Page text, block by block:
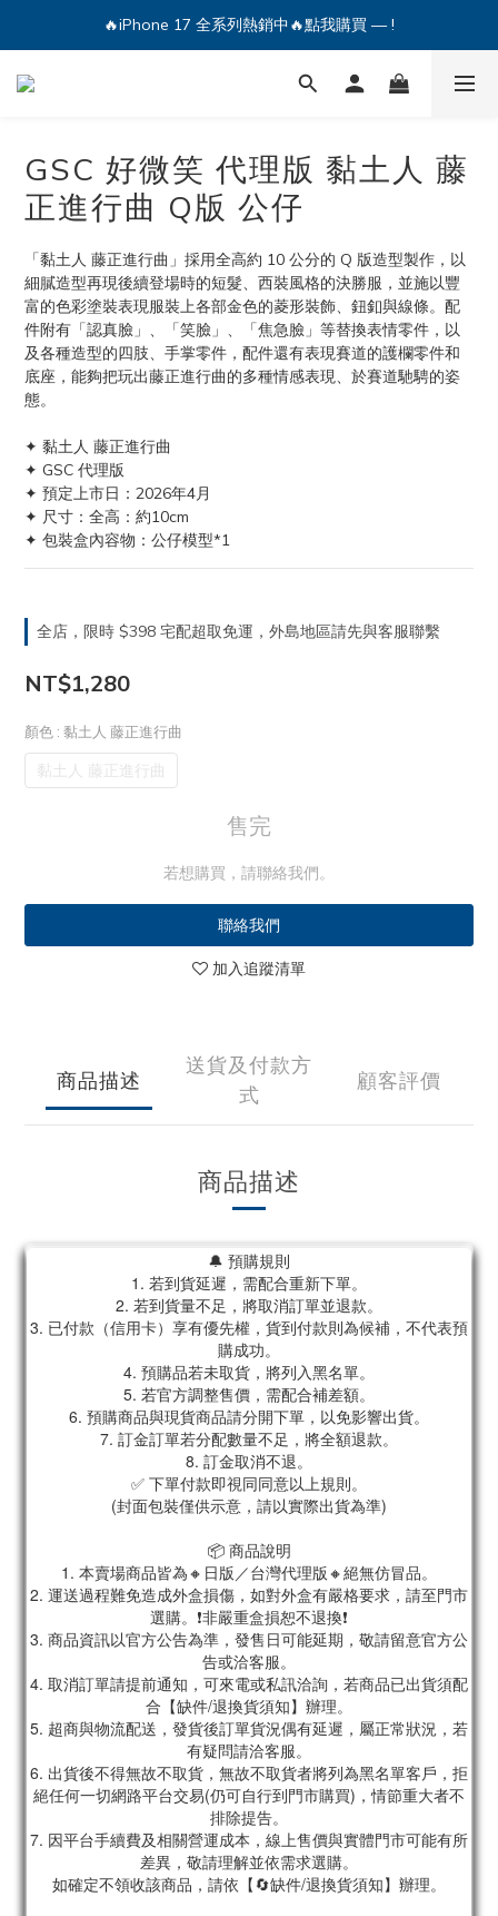
🔥iPhone 17 全系列熱銷中🔥點我購買 — !
🔥iPhone 17 全系列熱銷中🔥點我購買 — !
💕加入Q哥 Line 新好友領優惠券！🎫
GSC 好微笑 代理版 黏土人 藤
正進行曲 Q版 公仔
「黏土人 藤正進行曲」採用全高約 10 公分的 Q 版造型製作，以
細膩造型再現後續登場時的短髮、西裝風格的決勝服，並施以豐
富的色彩塗裝表現服裝上各部金色的菱形裝飾、鈕釦與線條。配
件附有「認真臉」、「笑臉」、「焦急臉」等替換表情零件，以
及各種造型的四肢、手掌零件，配件還有表現賽道的護欄零件和
底座，能夠把玩出藤正進行曲的多種情感表現、於賽道馳騁的姿
態。
✦ 黏土人 藤正進行曲
✦ GSC 代理版
✦ 預定上市日：2026年4月
✦ 尺寸：全高：約10cm
✦ 包裝盒內容物：公仔模型*1
全店，限時 $398 宅配超取免運，外島地區請先與客服聯繫
NT$1,280
顏色 : 黏土人 藤正進行曲
黏土人 藤正進行曲
售完
若想購買，請聯絡我們。
聯絡我們
加入追蹤清單
商品描述
送貨及付款方
式
顧客評價
商品描述
🔔 預購規則
1. 若到貨延遲，需配合重新下單。
2. 若到貨量不足，將取消訂單並退款。
3. 已付款（信用卡）享有優先權，貨到付款則為候補，不代表預
購成功。
4. 預購品若未取貨，將列入黑名單。
5. 若官方調整售價，需配合補差額。
6. 預購商品與現貨商品請分開下單，以免影響出貨。
7. 訂金訂單若分配數量不足，將全額退款。
8. 訂金取消不退。
✅ 下單付款即視同同意以上規則。
(封面包裝僅供示意，請以實際出貨為準)
📦 商品說明
1. 本賣場商品皆為🔸日版／台灣代理版🔸絕無仿冒品。
2. 運送過程難免造成外盒損傷，如對外盒有嚴格要求，請至門市
選購。❗非嚴重盒損恕不退換❗
3. 商品資訊以官方公告為準，發售日可能延期，敬請留意官方公
告或洽客服。
4. 取消訂單請提前通知，可來電或私訊洽詢，若商品已出貨須配
合【缺件/退換貨須知】辦理。
5. 超商與物流配送，發貨後訂單貨況偶有延遲，屬正常狀況，若
有疑問請洽客服。
6. 出貨後不得無故不取貨，無故不取貨者將列為黑名單客戶，拒
絕任何一切網路平台交易(仍可自行到門市購買)，情節重大者不
排除提告。
7. 因平台手續費及相關營運成本，線上售價與實體門市可能有所
差異，敬請理解並依需求選購。
如確定不領收該商品，請依【🔄缺件/退換貨須知】辦理。